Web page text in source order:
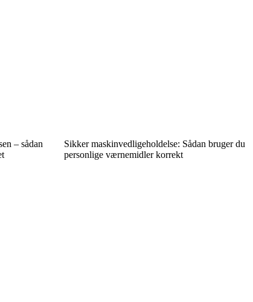
– sådan
Sikker maskinvedligeholdelse: Sådan bruger du
personlige værnemidler korrekt